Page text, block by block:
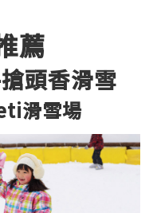
薦
搶頭香滑雪
滑雪場